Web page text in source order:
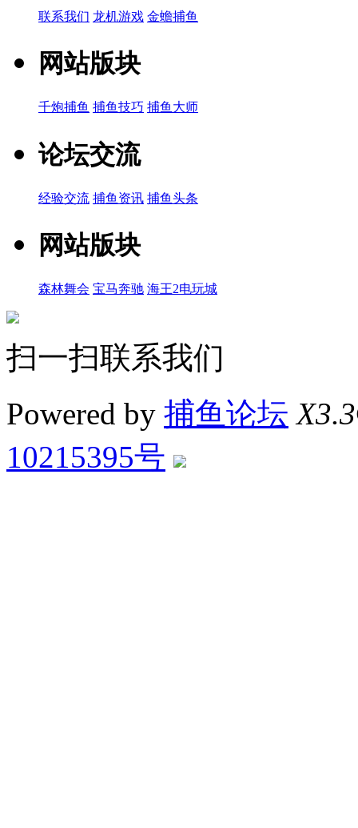
联系我们 龙机游戏 金蟾捕鱼
网站版块
千炮捕鱼 捕鱼技巧 捕鱼大师
论坛交流
经验交流 捕鱼资讯 捕鱼头条
网站版块
森林舞会 宝马奔驰 海王2电玩城
扫一扫联系我们
Powered by 捕鱼论坛 X3.3
10215395号